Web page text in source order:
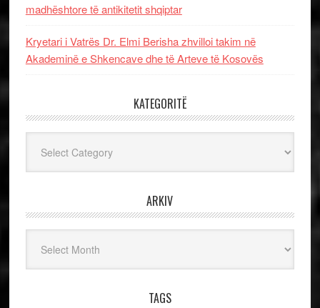
madhështore të antikitetit shqiptar
Kryetari i Vatrës Dr. Elmi Berisha zhvilloi takim në
Akademinë e Shkencave dhe të Arteve të Kosovës
KATEGORITË
ARKIV
TAGS